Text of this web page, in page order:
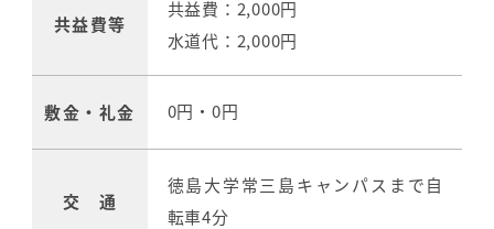
共益費等
共益費：2,000円
水道代：2,000円
敷金・礼金 0円・0円
交 通
徳島大学常三島キャンパスまで自
転車4分